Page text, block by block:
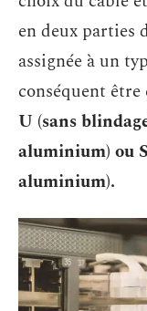
en deux parties
assignée à un
conséquent
U (sans
aluminium) ou
aluminium).